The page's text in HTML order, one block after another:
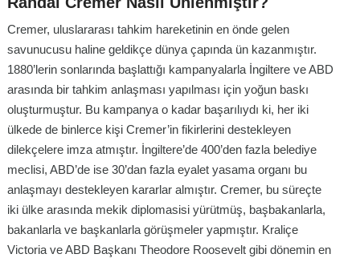
Cremer, uluslararası tahkim hareketinin en önde gelen
savunucusu haline geldikçe dünya çapında ün kazanmıştır.
1880’lerin sonlarında başlattığı kampanyalarla İngiltere ve ABD
arasında bir tahkim anlaşması yapılması için yoğun baskı
oluşturmuştur. Bu kampanya o kadar başarılıydı ki, her iki
ülkede de binlerce kişi Cremer’in fikirlerini destekleyen
dilekçelere imza atmıştır. İngiltere’de 400’den fazla belediye
meclisi, ABD’de ise 30’dan fazla eyalet yasama organı bu
anlaşmayı destekleyen kararlar almıştır. Cremer, bu süreçte
iki ülke arasında mekik diplomasisi yürütmüş, başbakanlarla,
bakanlarla ve başkanlarla görüşmeler yapmıştır. Kraliçe
Victoria ve ABD Başkanı Theodore Roosevelt gibi dönemin en